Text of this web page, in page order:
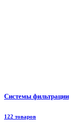
Системы фильтрации
122 товаров